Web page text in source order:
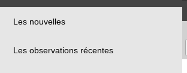
Les nouvelles
Les observations récentes